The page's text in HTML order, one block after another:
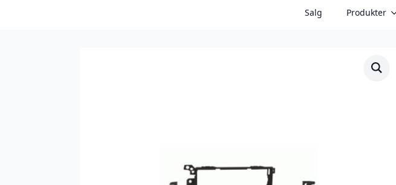
Salg Produkter